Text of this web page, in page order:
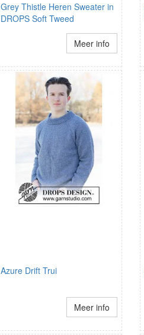
Grey Thistle Heren Sweater in
DROPS Soft Tweed
Meer info
Azure Drift Trui
Meer info